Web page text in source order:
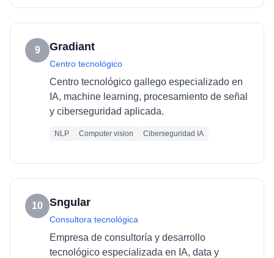
9 Gradiant
Centro tecnológico
Centro tecnológico gallego especializado en
IA, machine learning, procesamiento de señal
y ciberseguridad aplicada.
NLP Computer vision Ciberseguridad IA
10 Sngular
Consultora tecnológica
Empresa de consultoría y desarrollo
tecnológico especializada en IA, data y